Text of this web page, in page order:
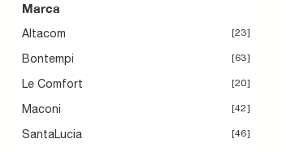
Marca
Altacom 23
Bontempi 63
Le Comfort 20
Maconi 42
SantaLucia 46